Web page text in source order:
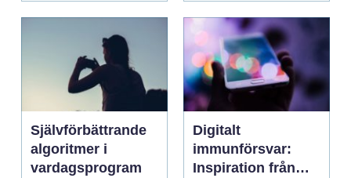
Självförbättrande
algoritmer i
vardagsprogram
Digitalt
immunförsvar:
Inspiration från